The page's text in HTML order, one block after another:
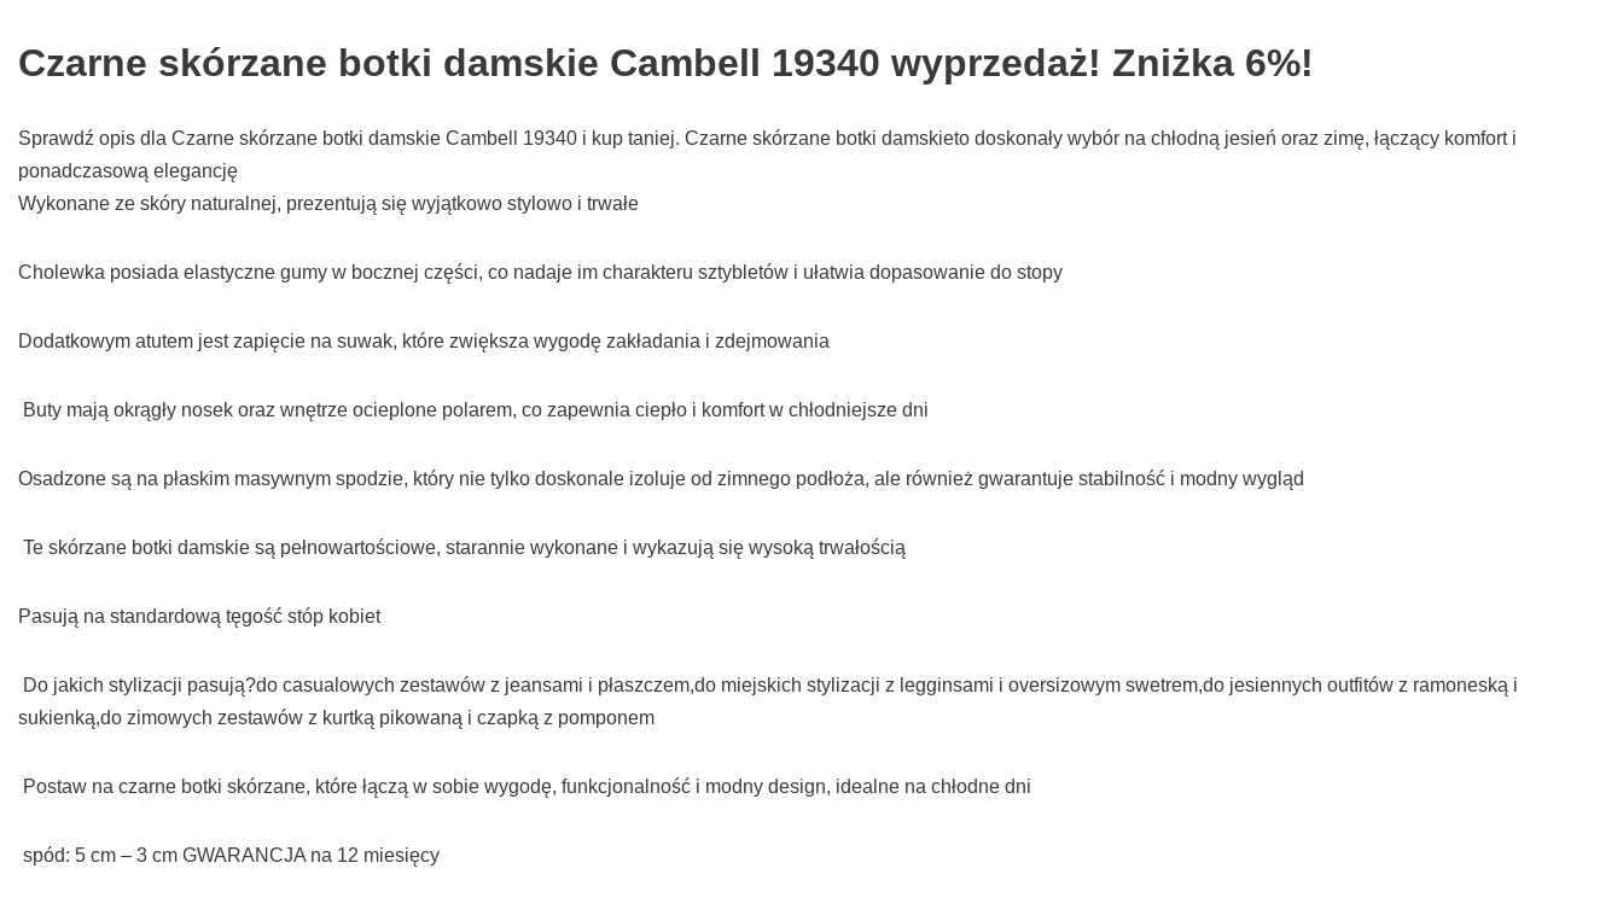
Czarne skórzane botki damskie Cambell 19340 wyprzedaż! Zniżka 6%!
Sprawdź opis dla Czarne skórzane botki damskie Cambell 19340 i kup taniej. Czarne skórzane botki damskieto doskonały wybór na chłodną jesień oraz zimę, łączący komfort i
ponadczasową elegancję
Wykonane ze skóry naturalnej, prezentują się wyjątkowo stylowo i trwałe
Cholewka posiada elastyczne gumy w bocznej części, co nadaje im charakteru sztybletów i ułatwia dopasowanie do stopy
Dodatkowym atutem jest zapięcie na suwak, które zwiększa wygodę zakładania i zdejmowania
Buty mają okrągły nosek oraz wnętrze ocieplone polarem, co zapewnia ciepło i komfort w chłodniejsze dni
Osadzone są na płaskim masywnym spodzie, który nie tylko doskonale izoluje od zimnego podłoża, ale również gwarantuje stabilność i modny wygląd
Te skórzane botki damskie są pełnowartościowe, starannie wykonane i wykazują się wysoką trwałością
Pasują na standardową tęgość stóp kobiet
Do jakich stylizacji pasują?do casualowych zestawów z jeansami i płaszczem,do miejskich stylizacji z legginsami i oversizowym swetrem,do jesiennych outfitów z ramoneską i
sukienką,do zimowych zestawów z kurtką pikowaną i czapką z pomponem
Postaw na czarne botki skórzane, które łączą w sobie wygodę, funkcjonalność i modny design, idealne na chłodne dni
spód: 5 cm – 3 cm GWARANCJA na 12 miesięcy